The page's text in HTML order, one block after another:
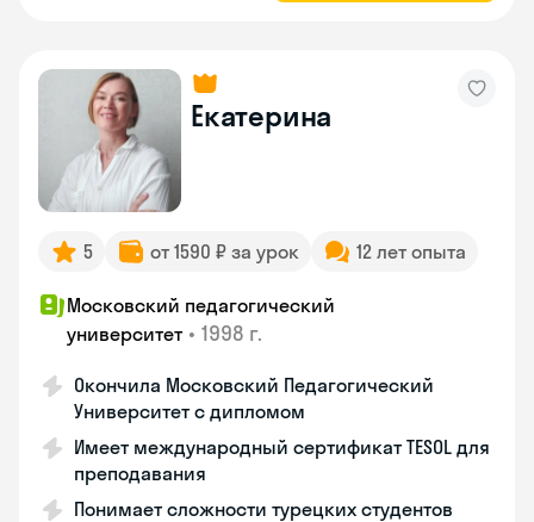
Екатерина
5 от 1590 ₽ за урок 12 лет опыта
Московский педагогический
университет • 1998 г.
Окончила Московский Педагогический
Университет с дипломом
Имеет международный сертификат TESOL для
преподавания
Понимает сложности турецких студентов